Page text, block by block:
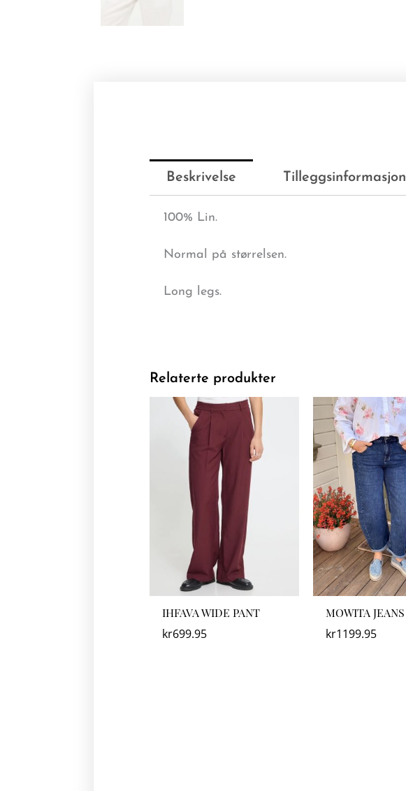
Beskrivelse Tilleggsinformasjon
100% Lin.
Normal på størrelsen.
Long legs.
Relaterte produkter
IHFAVA WIDE PANT
kr699.95
MOWITA JEANS
kr1199.95